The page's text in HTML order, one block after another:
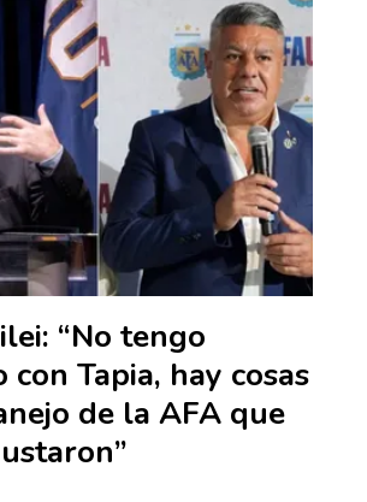
“No tengo
con Tapia, hay cosas
de la AFA que